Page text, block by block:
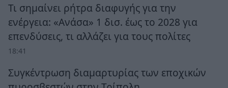
Τι σημαίνει ρήτρα διαφυγής για την
ενέργεια: «Ανάσα» 1 δισ. έως το 2028 για
επενδύσεις, τι αλλάζει για τους πολίτες
18:41
Συγκέντρωση διαμαρτυρίας των εποχικών